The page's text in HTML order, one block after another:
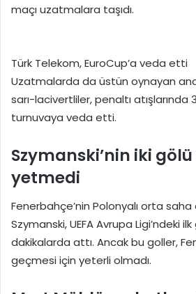
maçı uzatmalara taşıdı.
Türk Telekom, EuroCup’a veda etti
Uzatmalarda da üstün oynayan
sarı-lacivertliler, penaltı atışlarında
turnuvaya veda etti.
Szymanski’nin iki
yetmedi
Fenerbahçe’nin Polonyalı orta
Szymanski, UEFA Avrupa Ligi’ndeki
dakikalarda attı. Ancak bu goller,
geçmesi için yeterli olmadı.